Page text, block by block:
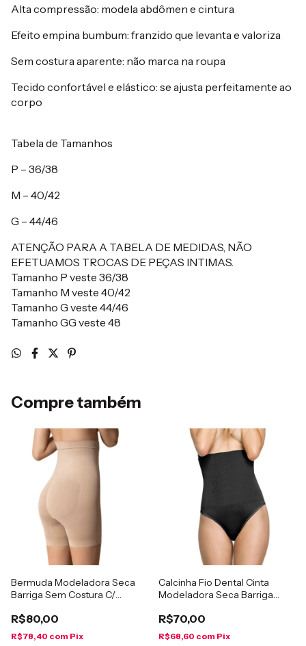
Alta compressão: modela abdômen e cintura
Efeito empina bumbum: franzido que levanta e valoriza
Sem costura aparente: não marca na roupa
Tecido confortável e elástico: se ajusta perfeitamente ao
corpo
Tabela de Tamanhos
P – 36/38
M – 40/42
G – 44/46
ATENÇÃO PARA A TABELA DE MEDIDAS, NÃO
EFETUAMOS TROCAS DE PEÇAS INTIMAS.
Tamanho P veste 36/38
Tamanho M veste 40/42
Tamanho G veste 44/46
Tamanho GG veste 48
Compre também
Bermuda Modeladora Seca
Barriga Sem Costura C/
R$80,00
R$78,40 com Pix
Calcinha Fio Dental Cinta
Modeladora Seca Barriga
R$70,00
R$68,60 com Pix